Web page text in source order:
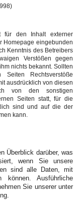
für den Inhalt externer
Homepage eingebunden
Kenntnis des Betreibers
Verstößen gegen
nichts bekannt. Sollten
Rechtsverstöße
ausdrücklich von diesen
von den sonstigen
Seiten statt, für die
sind und auf die der
kann.
Überblick darüber, was
wenn Sie unsere
sind alle Daten, mit
können. Ausführliche
Sie unserer unter